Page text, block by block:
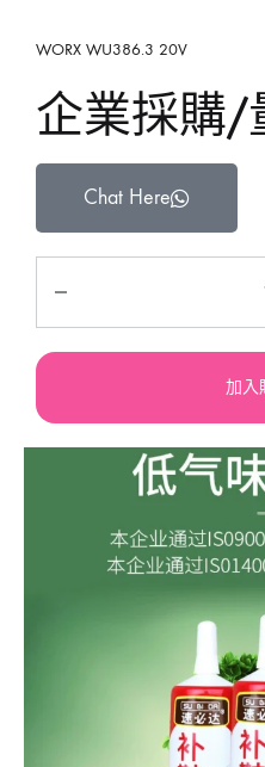
WORX WU386.3 20V
企業採購/
Chat Here
加入